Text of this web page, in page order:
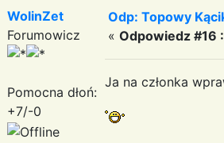
WolinZet
Forumowicz
Pomocna dłoń:
+7/-0
Odp: Topowy
« Odpowiedz #16 :
Ja na członka